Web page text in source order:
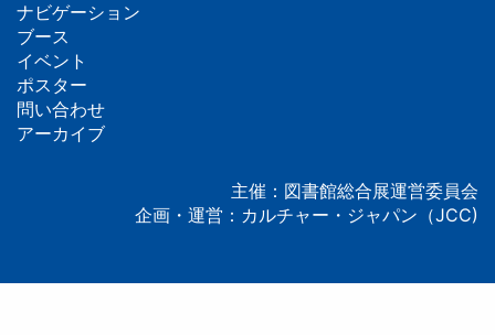
フ
ッ
タ
ナビゲーション
ブース
イベント
ポスター
問い合わせ
アーカイブ
主催：図書館総合展運営委員会
企画・運営：カルチャー・ジャパン（JCC)